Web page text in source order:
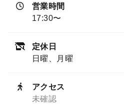
営業時間
17:30〜
定休日
日曜、月曜
アクセス
未確認